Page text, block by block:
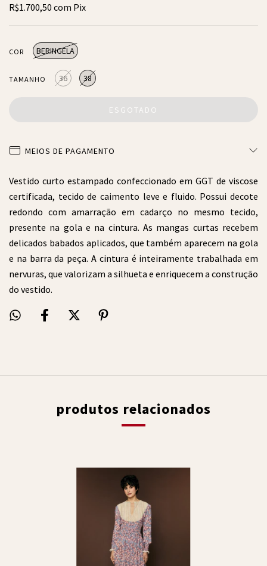
R$1.700,50 com Pix
COR BERINGELA
TAMANHO 36 38
MEIOS DE PAGAMENTO
Vestido curto estampado confeccionado em GGT de viscose
certificada, tecido de caimento leve e fluido. Possui decote
redondo com amarração em cadarço no mesmo tecido,
presente na gola e na cintura. As mangas curtas recebem
delicados babados aplicados, que também aparecem na gola
e na barra da peça. A cintura é inteiramente trabalhada em
nervuras, que valorizam a silhueta e enriquecem a construção
do vestido.
produtos relacionados